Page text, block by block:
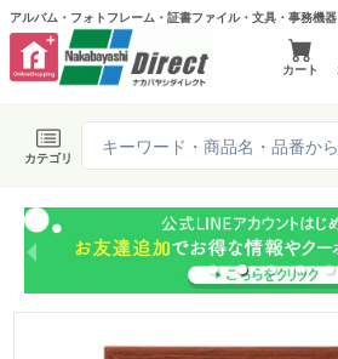
アルバム・フォトフレーム・証書ファイル・文具・事務機
カート
カテゴリ